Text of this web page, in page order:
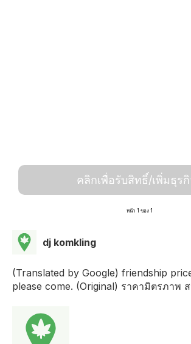
คลิกเพื่อรับสิทธิ์/เพิ่มธุรกิ
หน้า 1 ของ 1
dj komkling
(Translated by Google) friendship
please come. (Original) ราคามิตรภาพ